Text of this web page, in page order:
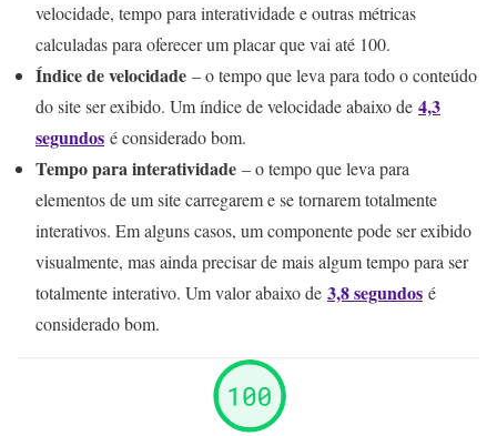
velocidade, tempo para interatividade e outras métricas
calculadas para oferecer um placar que vai até 100.
Índice de velocidade – o tempo que leva para todo o conteúdo
do site ser exibido. Um índice de velocidade abaixo de 4,3
segundos é considerado bom.
Tempo para interatividade – o tempo que leva para
elementos de um site carregarem e se tornarem totalmente
interativos. Em alguns casos, um componente pode ser exibido
visualmente, mas ainda precisar de mais algum tempo para ser
totalmente interativo. Um valor abaixo de 3,8 segundos é
considerado bom.